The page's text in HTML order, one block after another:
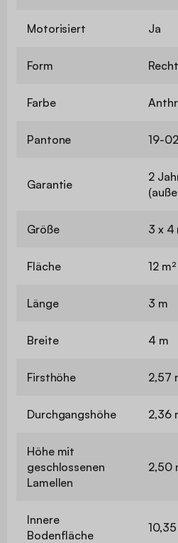
Motorisiert Ja
Form
Farbe
Pantone 19-
Garantie
2
Größe 3 x 4
Fläche 12 m²
Länge 3 m
Breite 4 m
Firsthöhe 2,57
Durchgangshöhe 2,36
Höhe mit
geschlossenen
Lamellen
2,50
Innere
Bodenfläche
10,35